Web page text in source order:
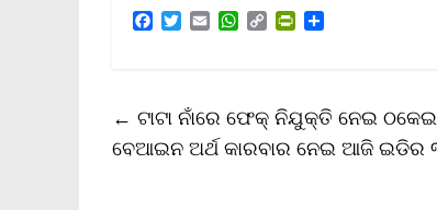
o
o
k
T
e
r
E
W
A
p
p
C
i
n
k
P
F
r
i
← ଟାଟା ନାଁରେ ଫେକ୍‌ ନିଯୁକ୍ତି ନେଇ
ବେଆଇନ ଅର୍ଥ କାରବାର ନେଇ ଆଜି ଇଡିର